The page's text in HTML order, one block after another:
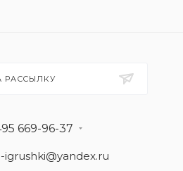
РАССЫЛКУ
669-96-37
igrushki@yandex.ru